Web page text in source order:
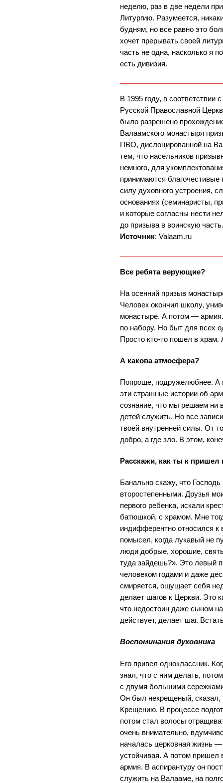
неделю, раз в две недели
Литургию. Разумеется,
будням, но все равно это
хочет прерывать своей
часть не одна, насколько я
есть дивизия.
В 1995 году, в соответствии
Русской Православной
было разрешено
Валаамского монастыря
ПВО, дислоцированной на
тем, что насельников
немного, для
принимаются
силу духовного устроения,
основаниях (семинаристы,
и которые согласны нести
до призыва в воинскую
Источник: Valaam.ru
Все ребята верующие?
На осенний призыв
Человек окончил школу,
монастыре. А потом —
по набору. Но быт для всех
Просто кто-то пошел в храм.
А какова атмосфера?
Попроще, подружелюбнее. А
эти страшные истории об
сознание, что мы решаем ни
детей служить. Но все
твоей внутренней силы. От
добро, а где зло. В этом,
Расскажи, как ты к пришел
Банально скажу, что
второстепенными. Друзья
первого ребенка, искали
батюшкой, с храмом. Мне
индифферентно относился к
помысел, когда лукавый не
люди добрые, хорошие,
туда зайдешь?». Это левый
человеком годами и даже
смиряется, ощущает себя
делает шагов к Церкви. Это
что недостоин даже сыном
действует, делает шаг.
Воспоминания духовника
Его привел одноклассник.
знал, что с ним делать,
с двумя большими
Он был некрещеный, сказал,
Крещению. В процессе
потом стал волосы
очень внимательно,
началась церковная жизнь
устойчивая. А потом пришел
армия. В аспирантуру он
служить на Валааме, на